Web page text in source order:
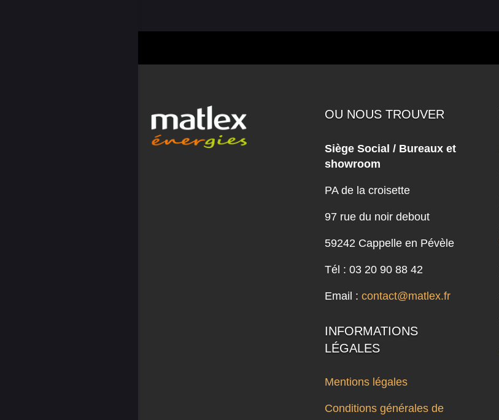
OU NOUS TROUVER
Siège Social / Bureaux et
showroom
PA de la croisette
97 rue du noir debout
59242 Cappelle en Pévèle
Tél : 03 20 90 88 42
Email :contact@matlex.fr
INFORMATIONS
LÉGALES
Mentions légales
Conditions générales de